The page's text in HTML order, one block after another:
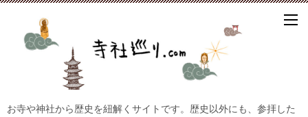
お寺や神社から歴史を紐解くサイトです。歴史以外にも、参拝した